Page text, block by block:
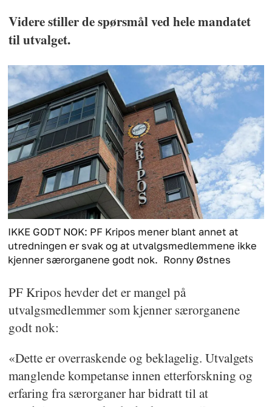
Videre stiller de spørsmål ved hele mandatet
til utvalget.
IKKE GODT NOK: PF Kripos mener blant annet at
utredningen er svak og at utvalgsmedlemmene ikke
kjenner særorganene godt nok. Ronny Østnes
PF Kripos hevder det er mangel på
utvalgsmedlemmer som kjenner særorganene
godt nok:
«Dette er overraskende og beklagelig. Utvalgets
manglende kompetanse innen etterforskning og
erfaring fra særorganer har bidratt til at